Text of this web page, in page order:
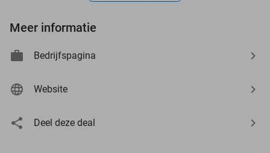
Meer informatie
Bedrijfspagina
Website
Deel deze deal